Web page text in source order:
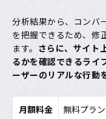
分析結果から、コンバ
を把握できるため、修
ます。 さらに、サイト
るかを確認できるライ
ーザーのリアルな行動
月額料金 無料プラン